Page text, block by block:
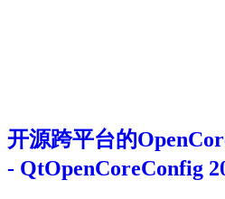
开源跨平台的
- QtOpenCoreConfig